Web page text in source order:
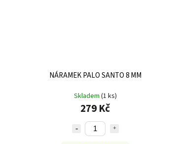
NÁRAMEK PALO SANTO 8 MM
Skladem (1 ks)
279 Kč